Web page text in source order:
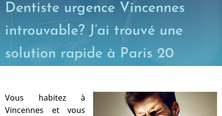
Dentiste urgence Vincennes
introuvable? J’ai trouvé une
solution rapide à Paris 20
Vous habitez à
Vincennes et vous